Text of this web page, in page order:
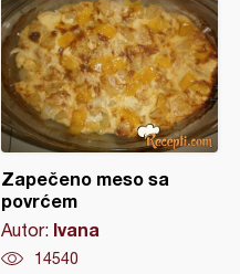
Zapečeno meso sa
povrćem
Autor: Ivana
14540